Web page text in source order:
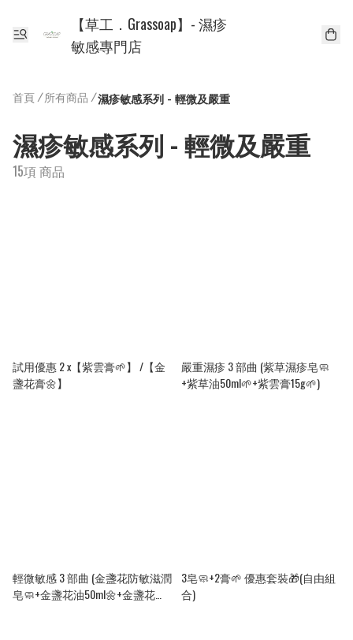
【草工．Grassoap】- 濕疹
敏感專門店
首頁/所有商品 /濕疹敏感系列 - 輕微及嚴重
濕疹敏感系列 - 輕微及嚴重
15項 商品
試用優惠 2 x【紫雲膏🌱】 /【金
盞花膏🌼】
嚴重濕疹 3 部曲 (紫草濕疹皂🧼
+紫草油50ml🌱+紫雲膏15g🌱)
輕微敏感 3 部曲 (金盞花防敏滋潤
皂🧼+金盞花油50ml🌼+金盞花膏
3皂🧼+2膏🌱 優惠套裝🎁(自由組
合)